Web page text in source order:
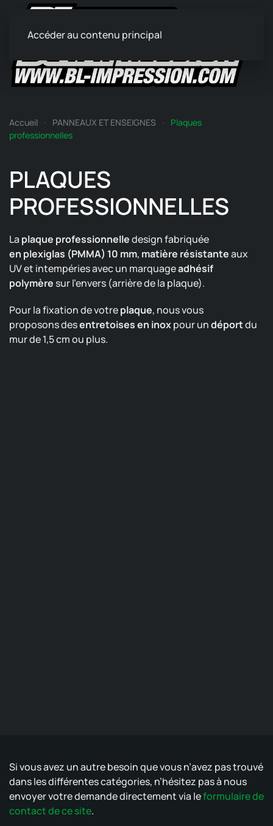
Accéder au contenu principal
Accueil PANNEAUX ET ENSEIGNES
Plaques
professionnelles
PLAQUES
PROFESSIONNELLES
La plaque professionnelledesign fabriquée
en plexiglas (PMMA) 10 mm, matière résistanteaux
UV et intempéries avec un marquageadhésif
polymère sur l’envers (arrière de la plaque).
Pour la fixation de votreplaque, nous vous
proposons desentretoises en inoxpour undéportdu
mur de 1,5 cm ou plus.
Si vous avez un autre besoin que vous n’avez pas trouvé
dans les différentes catégories, n’hésitez pas à nous
envoyer votre demande directement via leformulaire de
contact de ce site.